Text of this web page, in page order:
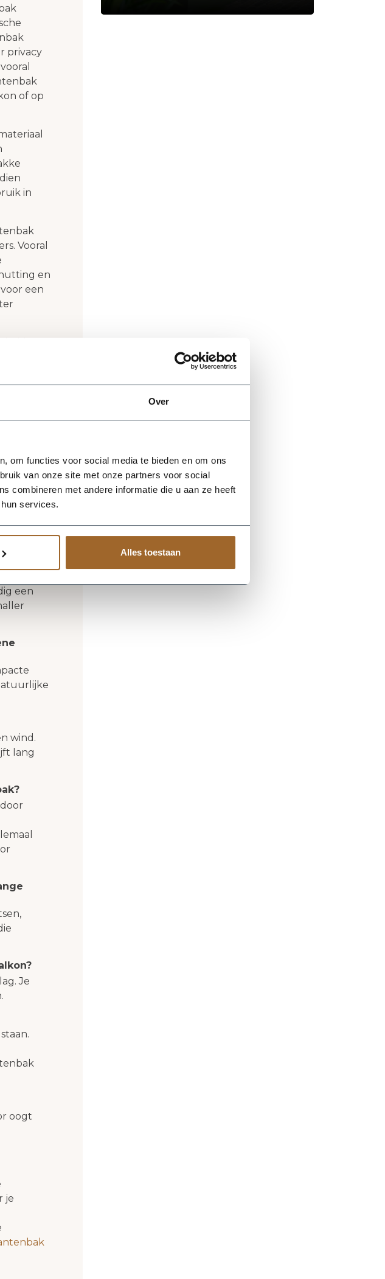
Over
om functies voor social media te bieden en om ons
van onze site met onze partners voor social
combineren met andere informatie die u aan ze heeft
services.
Alles toestaan
privacy
of op
in
Vooral
en
een
het
wie een
een
wind.
lang
Je
oogt
je